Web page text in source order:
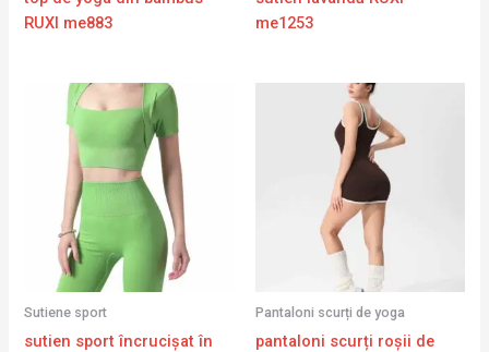
RUXI me883
me1253
Sutiene sport
sutien sport încrucișat în
Pantaloni scurți de yoga
pantaloni scurți roșii de